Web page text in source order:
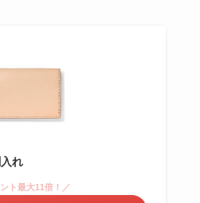
れ
ト最大11倍！／